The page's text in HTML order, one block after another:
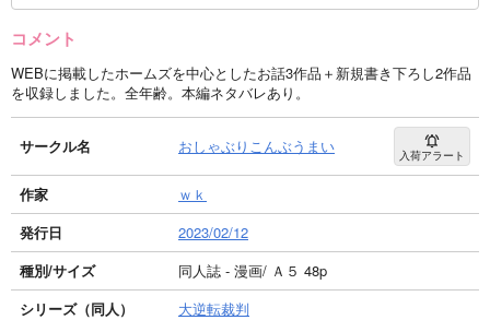
コメント
WEBに掲載したホームズを中心としたお話3作品＋新規書き下ろし2作品
を収録しました。全年齢。本編ネタバレあり。
サークル名 おしゃぶりこんぶうまい 入荷アラート
作家
ｗｋ
発行日
2023/02/12
種別/サイズ
同人誌 - 漫画/ Ａ５ 48p
シリーズ（同人）
大逆転裁判